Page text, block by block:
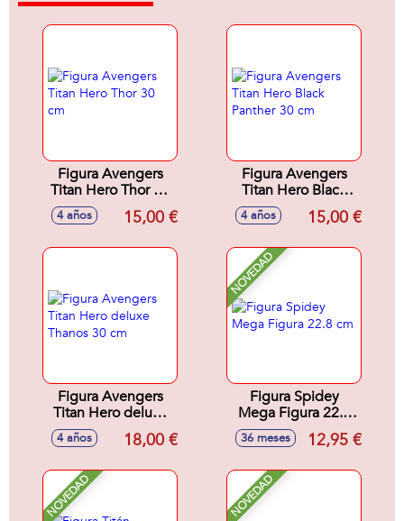
Figura Avengers
Titan Hero Thor 30
4 años 15,00 €
Figura Avengers
Titan Hero Black
Panther 30 cm
4 años 15,00 €
Figura Avengers
Titan Hero deluxe
Thanos 30 cm
4 años 18,00 €
NOVEDAD
Figura Spidey
Mega Figura 22.8
cm
36 meses 12,95 €
NOVEDAD NOVEDAD